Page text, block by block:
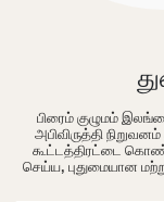
பிரைம் குழுமம்
அபிவிருத்தி
கூட்டத்திரட்டை
செய்ய, புதுமையான